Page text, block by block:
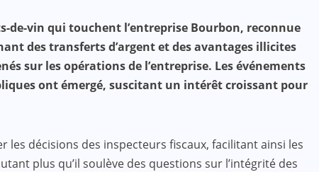
de-vin qui touchent l’entreprise Bourbon, reconnue
des transferts d’argent et des avantages illicites
sur les opérations de l’entreprise. Les événements
ont émergé, suscitant un intérêt croissant pour
les décisions des inspecteurs fiscaux, facilitant ainsi les
plus qu’il soulève des questions sur l’intégrité des